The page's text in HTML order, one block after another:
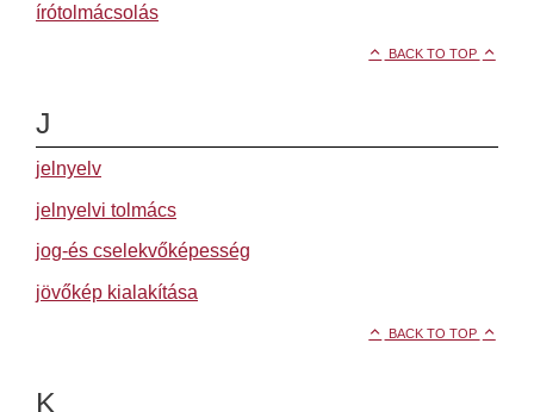
írótolmácsolás
BACK TO TOP
J
jelnyelv
jelnyelvi tolmács
jog-és cselekvőképesség
jövőkép kialakítása
BACK TO TOP
K